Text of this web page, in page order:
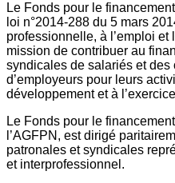
Le Fonds pour le
loi n°2014-288 du 5 mars
professionnelle, à l’emploi
mission de contribuer au
syndicales de salariés et
d’employeurs pour leurs
développement et à
Le Fonds pour le
l’AGFPN, est dirigé
patronales et syndicales
et interprofessionnel.